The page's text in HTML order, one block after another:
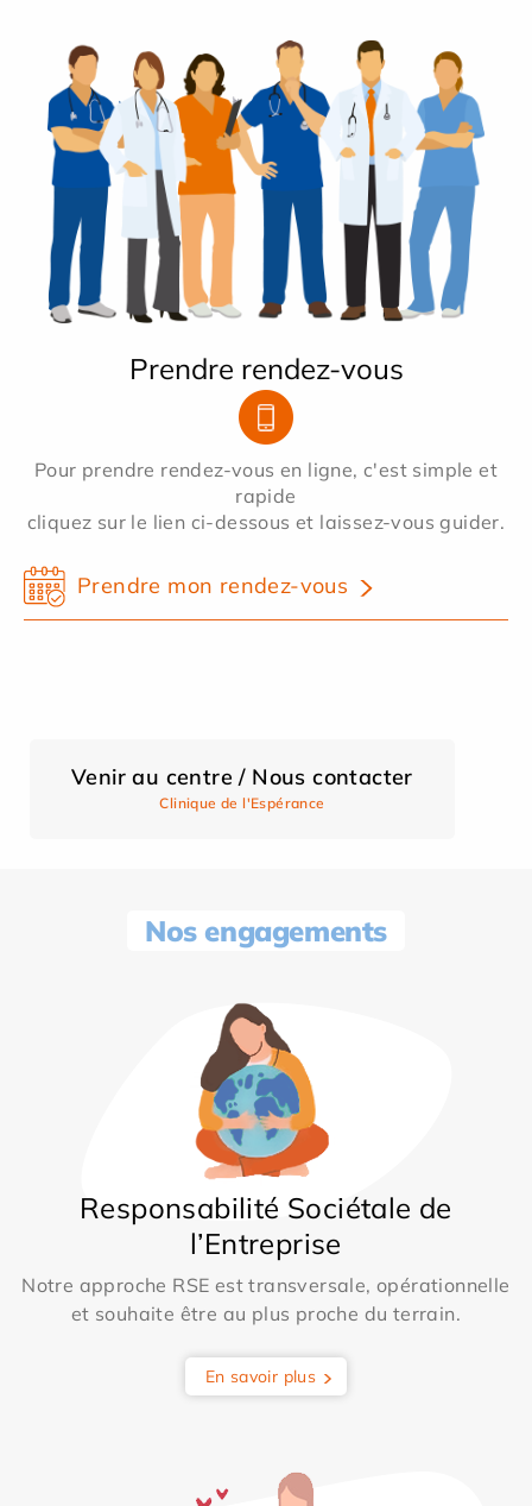
Prendre rendez-vous
Pour prendre rendez-vous en ligne, c'est simple et
rapide
cliquez sur le lien ci-dessous et laissez-vous guider.
Prendre mon rendez-vous
Venir au centre / Nous contacter
Clinique de l'Espérance
Nos engagements
Responsabilité Sociétale de
l’Entreprise
Notre approche RSE est transversale, opérationnelle
et souhaite être au plus proche du terrain.
En savoir plus